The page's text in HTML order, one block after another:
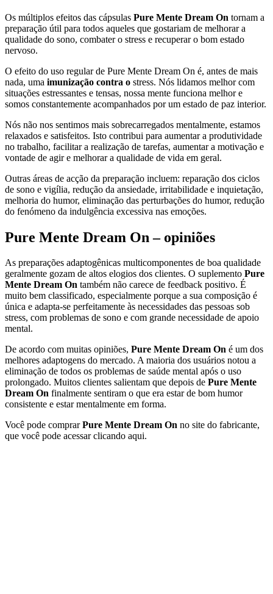
Os múltiplos efeitos das cápsulas Pure Mente Dream On tornam a
preparação útil para todos aqueles que gostariam de melhorar a
qualidade do sono, combater o stress e recuperar o bom estado
nervoso.
O efeito do uso regular de Pure Mente Dream On é, antes de mais
nada, uma imunização contra o stress. Nós lidamos melhor com
situações estressantes e tensas, nossa mente funciona melhor e
somos constantemente acompanhados por um estado de paz interior.
Nós não nos sentimos mais sobrecarregados mentalmente, estamos
relaxados e satisfeitos. Isto contribui para aumentar a produtividade
no trabalho, facilitar a realização de tarefas, aumentar a motivação e
vontade de agir e melhorar a qualidade de vida em geral.
Outras áreas de acção da preparação incluem: reparação dos ciclos
de sono e vigília, redução da ansiedade, irritabilidade e inquietação,
melhoria do humor, eliminação das perturbações do humor, redução
do fenómeno da indulgência excessiva nas emoções.
Pure Mente Dream On – opiniões
As preparações adaptogênicas multicomponentes de boa qualidade
geralmente gozam de altos elogios dos clientes. O suplemento Pure
Mente Dream On também não carece de feedback positivo. É
muito bem classificado, especialmente porque a sua composição é
única e adapta-se perfeitamente às necessidades das pessoas sob
stress, com problemas de sono e com grande necessidade de apoio
mental.
De acordo com muitas opiniões, Pure Mente Dream On é um dos
melhores adaptogens do mercado. A maioria dos usuários notou a
eliminação de todos os problemas de saúde mental após o uso
prolongado. Muitos clientes salientam que depois de Pure Mente
Dream On finalmente sentiram o que era estar de bom humor
consistente e estar mentalmente em forma.
Você pode comprarPure Mente Dream On no site do fabricante,
que você pode acessar clicando aqui.